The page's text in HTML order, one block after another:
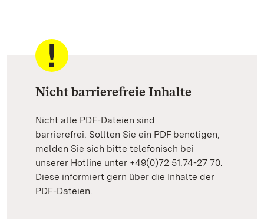
Nicht barrierefreie Inhalte
Nicht alle PDF-Dateien sind
barrierefrei. Sollten Sie ein PDF benötigen,
melden Sie sich bitte telefonisch bei
unserer Hotline unter +49(0)72 51.74-27 70.
Diese informiert gern über die Inhalte der
PDF-Dateien.